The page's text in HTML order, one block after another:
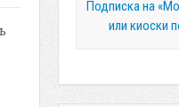
Подписка на
или киоски